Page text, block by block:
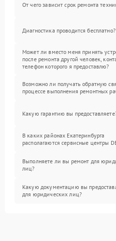
От чего зависит срок ремонта
Диагностика проводится бесплатно?
Может ли вместо меня принять
после ремонта другой человек,
телефон которого я предоставлю?
Возможно ли получать обратную
процессе выполнения ремонтных
Какую гарантию вы
В каких районах Екатеринбурга
располагаются сервисные центры
Выполняете ли вы ремонт для
лиц?
Какую документацию вы
для юридических лиц?